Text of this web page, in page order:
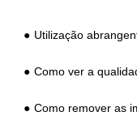
Utilização abrangente de subprodutos de
Como ver a
Como remover as